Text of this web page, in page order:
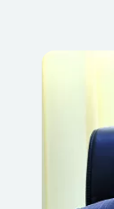
العليا،
ينسجم مع رسالتها
والتواصل مع
التنموية